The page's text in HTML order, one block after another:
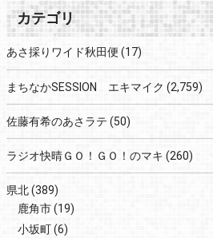
カテゴリ
あさ採りワイド秋田便 (17)
まちなかSESSION エキマイク (2,759)
佐藤有希のあさラテ (50)
ラジオ快晴ＧＯ！ＧＯ！のマキ (260)
県北(389)
鹿角市(19)
小坂町(6)